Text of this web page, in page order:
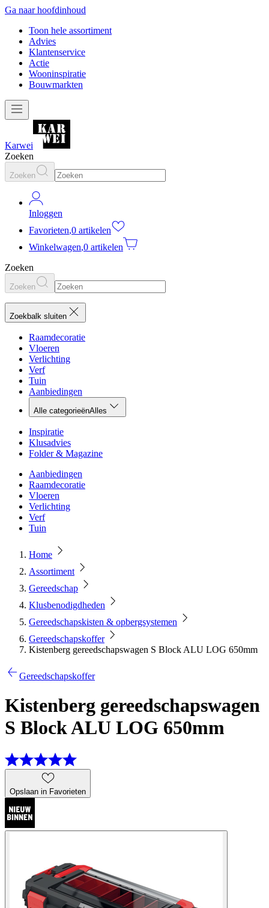
Ga naar hoofdinhoud
Toon hele assortiment
Advies
Klantenservice
Actie
Wooninspiratie
Bouwmarkten
Karwei
Zoeken
Zoeken
Inloggen
Favorieten,0 artikelen
Winkelwagen,0 artikelen
Zoeken
Zoeken
Zoekbalk sluiten
Raamdecoratie
Vloeren
Verlichting
Verf
Tuin
Aanbiedingen
Alle categorieënAlles
Inspiratie
Klusadvies
Folder & Magazine
Aanbiedingen
Raamdecoratie
Vloeren
Verlichting
Verf
Tuin
Home
Assortiment
Gereedschap
Klusbenodigdheden
Gereedschapskisten & opbergsystemen
Gereedschapskoffer
Kistenberg gereedschapswagen S Block ALU LOG 650mm
Gereedschapskoffer
Kistenberg gereedschapswagen
S Block ALU LOG 650mm
Opslaan in Favorieten